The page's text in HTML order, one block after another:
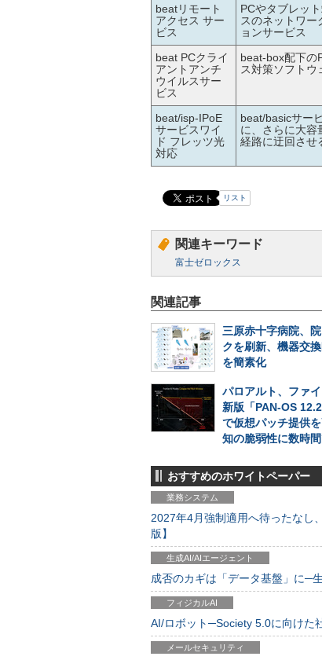
beatリモート
アクセス サー
ビス
PCやタブレッ
スのネットワー
ョンサービス
beat PCクライ
アントアンチ
ウイルスサー
ビス
beat-box配下の
ス対策ソフトウ
beat/isp-IPoE
サービスワイ
ド フレッツ光
対応
beat/basicサー
に、さらに大容
経路に迂回させ
リスト
関連キーワード
富士ゼロックス
関連記事
三原赤十字病院、
クを刷新、機器交
を簡素化
パロアルト、ファ
新版「PAN-OS
で仮想パッチ提供
知の脆弱性に数時
おすすめのホワイトペーパー
業務システム
2027年4月強制適用へ待ったなし
版】
生成AI/AIエージェント
成否のカギは「データ基盤」に─
フィジカルAI
AI/ロボット─Society 5.0に向けた
メールセキュリティ